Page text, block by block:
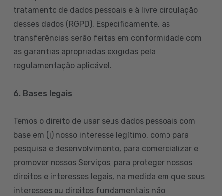
tratamento de dados pessoais e à livre circulação
desses dados (RGPD). Especificamente, as
transferências serão feitas em conformidade com
as garantias apropriadas exigidas pela
regulamentação aplicável.
6. Bases legais
Temos o direito de usar seus dados pessoais com
base em (i) nosso interesse legítimo, como para
pesquisa e desenvolvimento, para comercializar e
promover nossos Serviços, para proteger nossos
direitos e interesses legais, na medida em que seus
interesses ou direitos fundamentais não